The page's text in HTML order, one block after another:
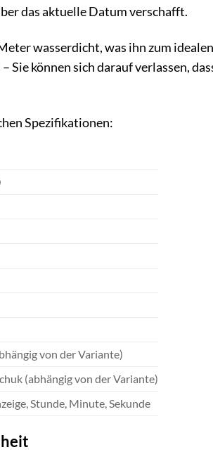
das aktuelle Datum verschafft.
wasserdicht, was ihn zum
Sie können sich darauf verlassen,
Spezifikationen:
von der Variante)
(abhängig von der Variante)
Stunde, Minute, Sekunde